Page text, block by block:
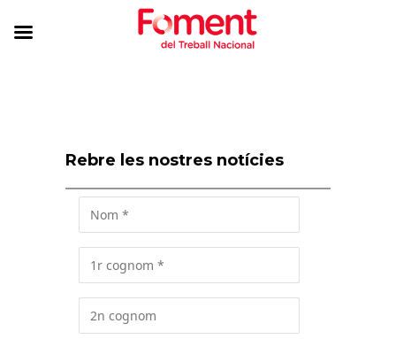
Rebre les nostres notícies